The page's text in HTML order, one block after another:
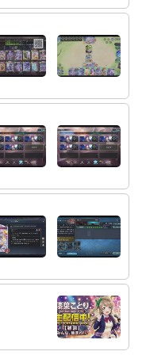
ったけど５分で出てきた
キがついに～